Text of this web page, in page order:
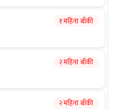
१ महिना बाँकी
२ महिना बाँकी
२ महिना बाँकी